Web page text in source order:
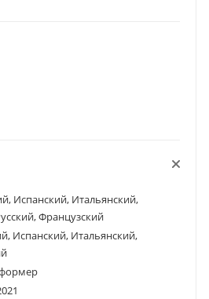
Испанский, Итальянский,
Французский
Испанский, Итальянский,